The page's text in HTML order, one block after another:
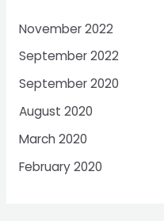
November 2022
September 2022
September 2020
August 2020
March 2020
February 2020